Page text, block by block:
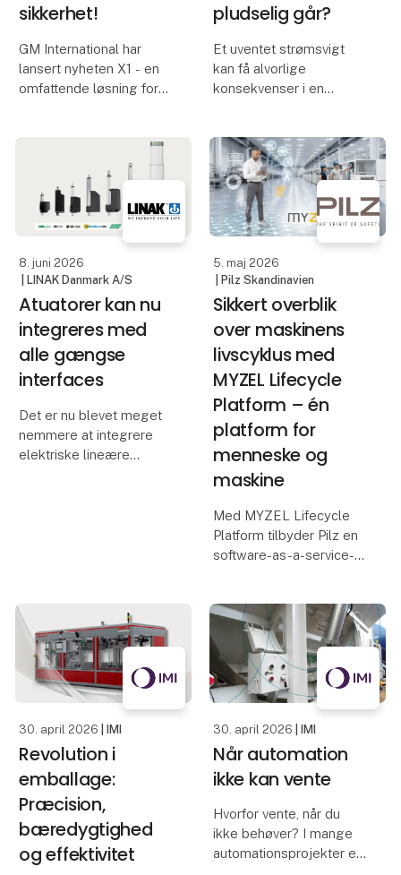
sikkerhet!
GM International har
lansert nyheten X1 - en
omfattende løsning for
utvalg av moduler – Ex-
barrierer, galvaniske
isolatorer, omformere og
sikke
pludselig går?
Et uventet strømsvigt
kan få alvorlige
konsekvenser i en
øjeblikkeligt,
igangværende
processer afbrydes, og
værdifulde data kan gå
tabt. Resultatet kan være
8. juni 2026
| LINAK Danmark A/S
Atuatorer kan nu
integreres med
alle gængse
interfaces
Det er nu blevet meget
nemmere at integrere
elektriske lineære
de gæ
5. maj 2026
| Pilz Skandinavien
Sikkert overblik
over maskinens
livscyklus med
MYZEL Lifecycle
Platform – én
platform for
menneske og
maskine
Med MYZEL Lifecycle
Platform tilbyder Pilz en
software-as-a-service-
og personale centralt.
Den digitale platform
hjælper produktions- og
sikkerhedsansvarlige
med at
30. april 2026 | IMI
Revolution i
emballage:
Præcision,
bæredygtighed
og effektivitet
30. april 2026 | IMI
Når automation
ikke kan vente
Hvorfor vente, når du
ikke behøver? I mange
automationsprojekter er